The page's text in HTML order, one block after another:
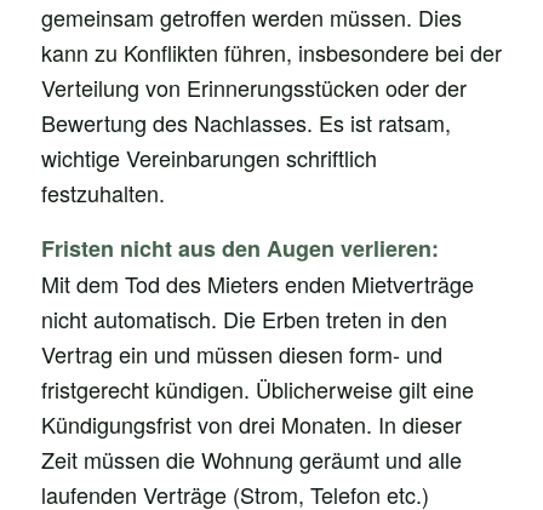
gemeinsam getroffen werden müssen. Dies
kann zu Konflikten führen, insbesondere bei der
Verteilung von Erinnerungsstücken oder der
Bewertung des Nachlasses. Es ist ratsam,
wichtige Vereinbarungen schriftlich
festzuhalten.
Fristen nicht aus den Augen verlieren:
Mit dem Tod des Mieters enden Mietverträge
nicht automatisch. Die Erben treten in den
Vertrag ein und müssen diesen form- und
fristgerecht kündigen. Üblicherweise gilt eine
Kündigungsfrist von drei Monaten. In dieser
Zeit müssen die Wohnung geräumt und alle
laufenden Verträge (Strom, Telefon etc.)